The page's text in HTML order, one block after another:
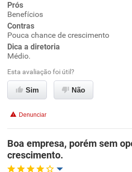
Ambiente de trabalho
Conciliação com a vida familiar
Recomenda esta empresa
Prós
Benefícios
Contras
Pouca chance de crescimento
Dica a diretoria
Médio.
Esta avaliação foi útil?
Sim Não
Denunciar
Boa empresa, porém sem
crescimento.